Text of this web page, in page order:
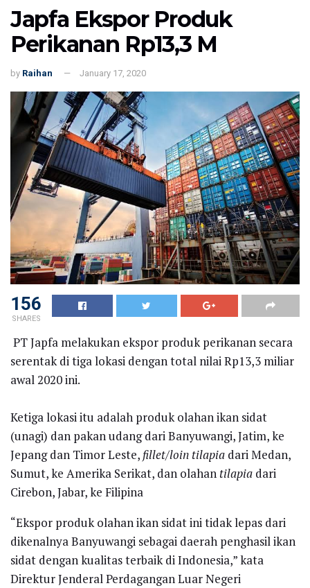
Japfa Ekspor Produk
Perikanan Rp13,3 M
by Raihan January 17, 2020
156
SHARES
PT Japfa melakukan ekspor produk perikanan secara
serentak di tiga lokasi dengan total nilai Rp13,3 miliar
awal 2020 ini.
Ketiga lokasi itu adalah produk olahan ikan sidat
(unagi) dan pakan udang dari Banyuwangi, Jatim, ke
Jepang dan Timor Leste, fillet/loin tilapia dari Medan,
Sumut, ke Amerika Serikat, dan olahan tilapia dari
Cirebon, Jabar, ke Filipina
“Ekspor produk olahan ikan sidat ini tidak lepas dari
dikenalnya Banyuwangi sebagai daerah penghasil ikan
sidat dengan kualitas terbaik di Indonesia,” kata
Direktur Jenderal Perdagangan Luar Negeri